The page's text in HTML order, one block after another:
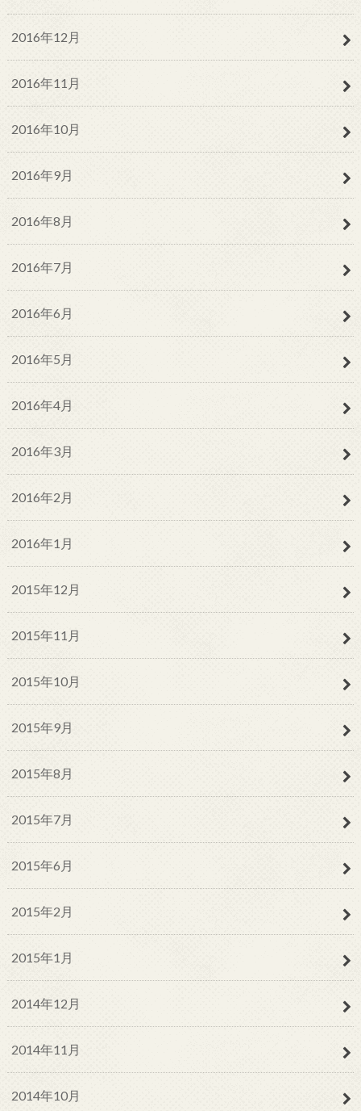
2016年12月
2016年11月
2016年10月
2016年9月
2016年8月
2016年7月
2016年6月
2016年5月
2016年4月
2016年3月
2016年2月
2016年1月
2015年12月
2015年11月
2015年10月
2015年9月
2015年8月
2015年7月
2015年6月
2015年2月
2015年1月
2014年12月
2014年11月
2014年10月